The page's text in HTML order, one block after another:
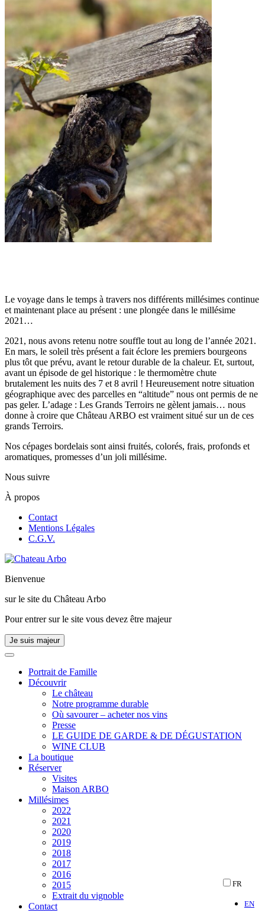
FR
EN
Le voyage dans le temps à travers nos différents millésimes continue
et maintenant place au présent : une plongée dans le millésime
2021…
2021, nous avons retenu notre souffle tout au long de l’année 2021.
En mars, le soleil très présent a fait éclore les premiers bourgeons
plus tôt que prévu, avant le retour durable de la chaleur. Et, surtout,
avant un épisode de gel historique : le thermomètre chute
brutalement les nuits des 7 et 8 avril ! Heureusement notre situation
géographique avec des parcelles en “altitude” nous ont permis de ne
pas geler. L’adage : Les Grands Terroirs ne gèlent jamais… nous
donne à croire que Château ARBO est vraiment situé sur un de ces
grands Terroirs.
Nos cépages bordelais sont ainsi fruités, colorés, frais, profonds et
aromatiques, promesses d’un joli millésime.
Nous suivre
À propos
Contact
Mentions Légales
C.G.V.
Bienvenue
sur le site du Château Arbo
Pour entrer sur le site vous devez être majeur
Je suis majeur
Portrait de Famille
Découvrir
Le château
Notre programme durable
Où savourer – acheter nos vins
Presse
LE GUIDE DE GARDE & DE DÉGUSTATION
WINE CLUB
La boutique
Réserver
Visites
Maison ARBO
Millésimes
2022
2021
2020
2019
2018
2017
2016
2015
Extrait du vignoble
Contact